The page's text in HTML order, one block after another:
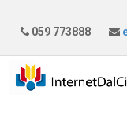
059 773888